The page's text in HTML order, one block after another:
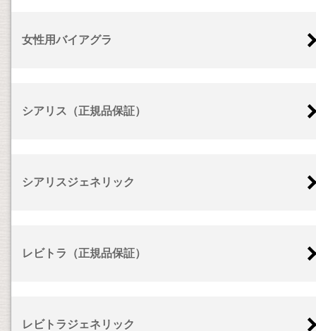
女性用バイアグラ
シアリス（正規品保証）
シアリスジェネリック
レビトラ（正規品保証）
レビトラジェネリック